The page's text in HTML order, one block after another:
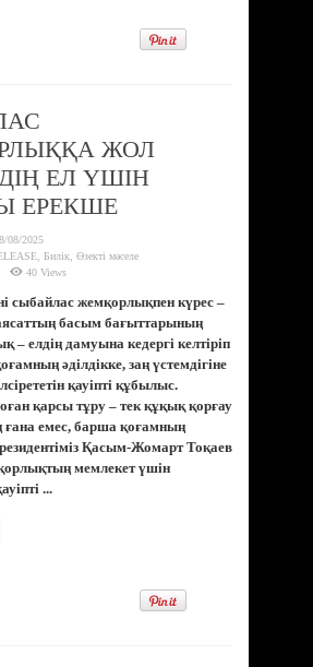
ЖОЛ
ЕЛ ҮШІН
ЕРЕКШЕ
08/2025
Билік
Өзекті мәселе
40 Views
сыбайлас жемқорлықпен күрес –
басым бағыттарының
– елдің дамуына кедергі келтіріп
әділдікке, заң үстемдігіне
қауіпті құбылыс.
қарсы тұру – тек құқық қорғау
емес, барша қоғамның
Қасым-Жомарт Тоқаев
мемлекет үшін
...